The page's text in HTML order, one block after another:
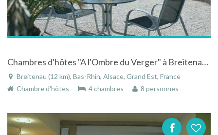
Chambres d'hôtes "A l'Ombre du Verger" à Breitenau dans le Bas-Rhin en Alsace
Breitenau (12 km), Bas-Rhin, Alsace, Grand Est, France
Chambre d'hôtes
4 chambres 8 personnes